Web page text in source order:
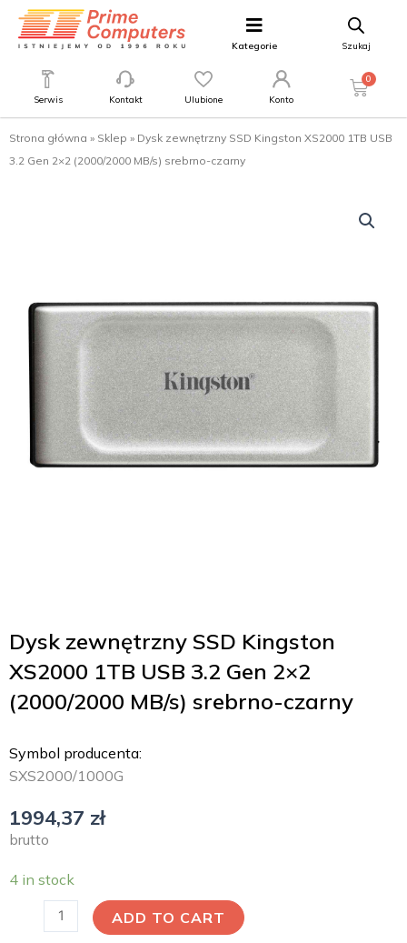
Kategorie Szukaj
Serwis Kontakt Ulubione Konto
0
Strona główna » Sklep » Dysk zewnętrzny SSD Kingston XS2000 1TB USB
3.2 Gen 2×2 (2000/2000 MB/s) srebrno-czarny
Dysk zewnętrzny SSD Kingston
XS2000 1TB USB 3.2 Gen 2×2
(2000/2000 MB/s) srebrno-czarny
Symbol producenta:
SXS2000/1000G
1994,37 zł
brutto
4 in stock
ADD TO CART